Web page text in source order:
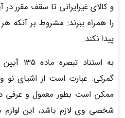
و کالای غیرایرانی تا سقف مقرر
را همراه ببرند: مشروط بر آنکه
پیدا نکند.
به
گمرکی: عبارت است از اشیای
ممکن است بطور معمول و عرفی
شخصی وی لازم باشد، این لوازم